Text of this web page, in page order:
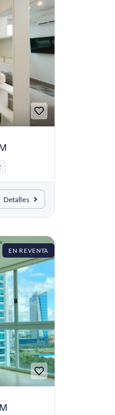
Detalles
EN REVENTA